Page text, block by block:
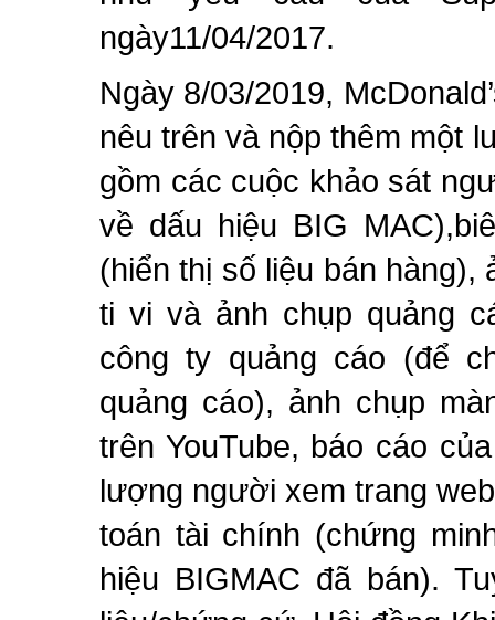
ngày11/04/2017.
Ngày 8/03/2019,
nêu trênvà nộp thêm một
gồm các cuộc khảo sát
về dấu hiệu BIG
(hiển thị số liệu bán hàng),
ti vi và ảnh chụp quảng
công ty quảng cáo (để
quảng cáo), ảnh chụp
trên YouTube, báo cáo
lượng người xem trang
toán tài chính (chứng
hiệu BIGMAC đã bán).